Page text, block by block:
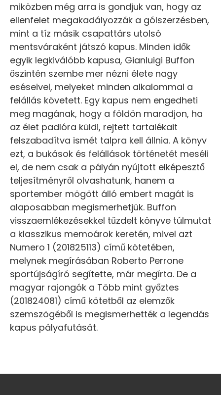
miközben még arra is gondjuk van, hogy az
ellenfelet megakadályozzák a gólszerzésben,
mint a tíz másik csapattárs utolsó
mentsváraként játszó kapus. Minden idők
egyik legkiválóbb kapusa, Gianluigi Buffon
őszintén szembe mer nézni élete nagy
eséseivel, melyeket minden alkalommal a
felállás követett. Egy kapus nem engedheti
meg magának, hogy a földön maradjon, ha
az élet padlóra küldi, rejtett tartalékait
felszabadítva ismét talpra kell állnia. A könyv
ezt, a bukások és felállások történetét meséli
el, de nem csak a pályán nyújtott elképesztő
teljesítményről olvashatunk, hanem a
sportember mögött álló embert magát is
alaposabban megismerhetjük. Buffon
visszaemlékezésekkel tűzdelt könyve túlmutat
a klasszikus memoárok keretén, mivel azt
Numero 1 (201825113) című kötetében,
melynek megírásában Roberto Perrone
sportújságíró segítette, már megírta. De a
magyar rajongók a Több mint győztes
(201824081) című kötetből az elemzők
szemszögéből is megismerhették a legendás
kapus pályafutását.